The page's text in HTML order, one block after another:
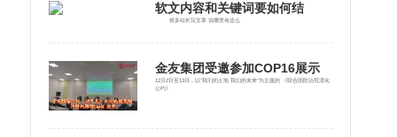
软文内容和关键词要如何结
很多站长写文章 说哪里有这么
金友集团受邀参加COP16展示
12月2日至13日，以“我们的土地 我们的未来”为主题的 《联合国防治荒漠化
公约》